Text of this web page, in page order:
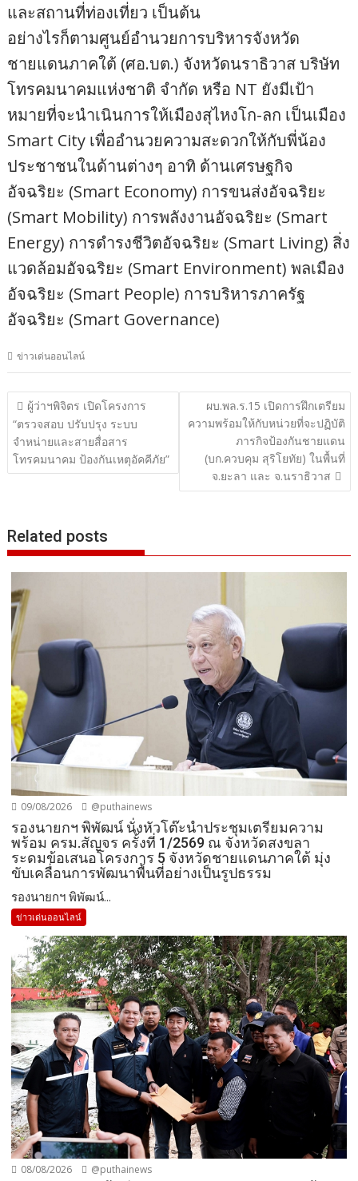
และสถานที่ท่องเที่ยว เป็นต้น
อย่างไรก็ตามศูนย์อำนวยการบริหารจังหวัด
ชายแดนภาคใต้ (ศอ.บต.) จังหวัดนราธิวาส บริษัท
โทรคมนาคมแห่งชาติ จำกัด หรือ NT ยังมีเป้า
หมายที่จะนําเนินการให้เมืองสุไหงโก-ลก เป็นเมือง
Smart City เพื่ออำนวยความสะดวกให้กับพี่น้อง
ประชาชนในด้านต่างๆ อาทิ ด้านเศรษฐกิจ
อัจฉริยะ (Smart Economy) การขนส่งอัจฉริยะ
(Smart Mobility) การพลังงานอัจฉริยะ (Smart
Energy) การดำรงชีวิตอัจฉริยะ (Smart Living) สิ่ง
แวดล้อมอัจฉริยะ (Smart Environment) พลเมือง
อัจฉริยะ (Smart People) การบริหารภาครัฐ
อัจฉริยะ (Smart Governance)
ข่าวเด่นออนไลน์
แนะแนว
เรื่อง
ผู้ว่าฯพิจิตร เปิดโครงการ
“ตรวจสอบ ปรับปรุง ระบบ
จำหน่ายและสายสื่อสาร
โทรคมนาคม ป้องกันเหตุอัคคีภัย”
ผบ.พล.ร.15 เปิดการฝึกเตรียม
ความพร้อมให้กับหน่วยที่จะปฏิบัติ
ภารกิจป้องกันชายแดน
(บก.ควบคุม สุริโยทัย) ในพื้นที่
จ.ยะลา และ จ.นราธิวาส
Related posts
09/08/2026 @puthainews
รองนายกฯ พิพัฒน์ นั่งหัวโต๊ะนำประชุมเตรียมความ
พร้อม ครม.สัญจร ครั้งที่ 1/2569 ณ จังหวัดสงขลา
ระดมข้อเสนอโครงการ 5 จังหวัดชายแดนภาคใต้ มุ่ง
ขับเคลื่อนการพัฒนาพื้นที่อย่างเป็นรูปธรรม
รองนายกฯ พิพัฒน์...
ข่าวเด่นออนไลน์
08/08/2026 @puthainews